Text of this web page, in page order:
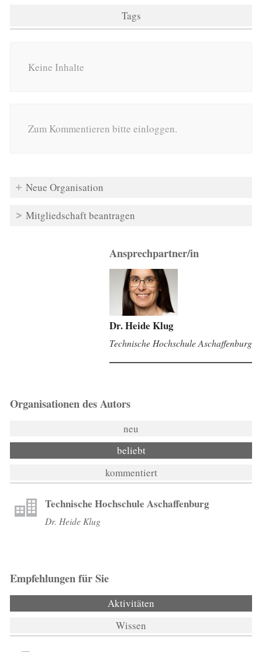
Tags
Keine Inhalte
Zum Kommentieren bitte einloggen.
Neue Organisation
Mitgliedschaft beantragen
Ansprechpartner/in
Dr. Heide Klug
Technische Hochschule Aschaffenburg
Organisationen des Autors
neu
beliebt
kommentiert
Technische Hochschule Aschaffenburg
Dr. Heide Klug
Empfehlungen für Sie
Aktivitäten
Wissen